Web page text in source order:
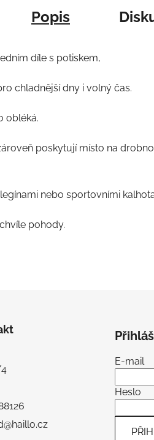
Popis
díle s potiskem,
chladnější dny i volný čas.
obléká.
poskytují místo na
nebo sportovními
pohody.
E-mail
Heslo